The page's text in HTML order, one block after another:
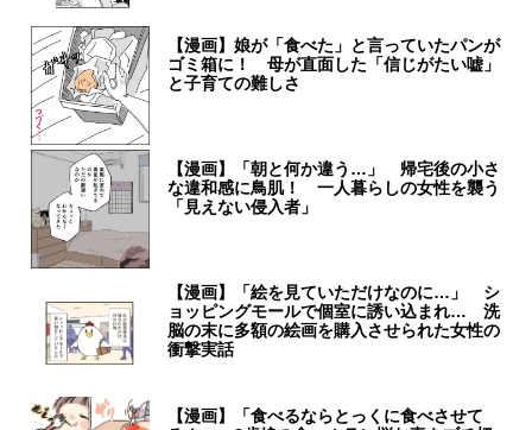
【漫画】娘が「食べた」と言っていたパンが
ゴミ箱に！ 母が直面した「信じがたい嘘」
と子育ての難しさ
【漫画】「朝と何か違う…」 帰宅後の小さ
な違和感に鳥肌！ 一人暮らしの女性を襲う
「見えない侵入者」
【漫画】「絵を見ていただけなのに…」 シ
ョッピングモールで個室に誘い込まれ… 洗
脳の末に多額の絵画を購入させられた女性の
衝撃実話
【漫画】「食べるならとっくに食べさせて